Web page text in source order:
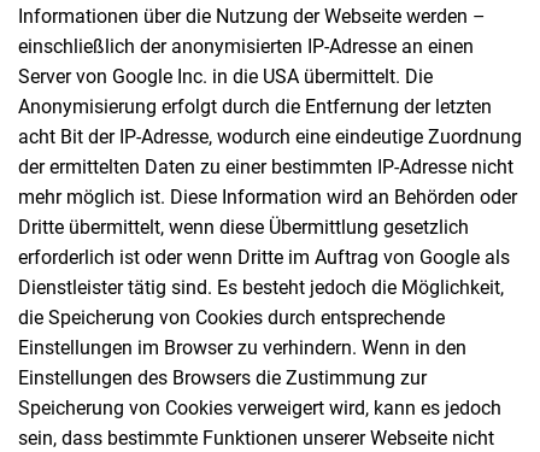
Informationen über die Nutzung der Webseite werden –
einschließlich der anonymisierten IP-Adresse an einen
Server von Google Inc. in die USA übermittelt. Die
Anonymisierung erfolgt durch die Entfernung der letzten
acht Bit der IP-Adresse, wodurch eine eindeutige Zuordnung
der ermittelten Daten zu einer bestimmten IP-Adresse nicht
mehr möglich ist. Diese Information wird an Behörden oder
Dritte übermittelt, wenn diese Übermittlung gesetzlich
erforderlich ist oder wenn Dritte im Auftrag von Google als
Dienstleister tätig sind. Es besteht jedoch die Möglichkeit,
die Speicherung von Cookies durch entsprechende
Einstellungen im Browser zu verhindern. Wenn in den
Einstellungen des Browsers die Zustimmung zur
Speicherung von Cookies verweigert wird, kann es jedoch
sein, dass bestimmte Funktionen unserer Webseite nicht